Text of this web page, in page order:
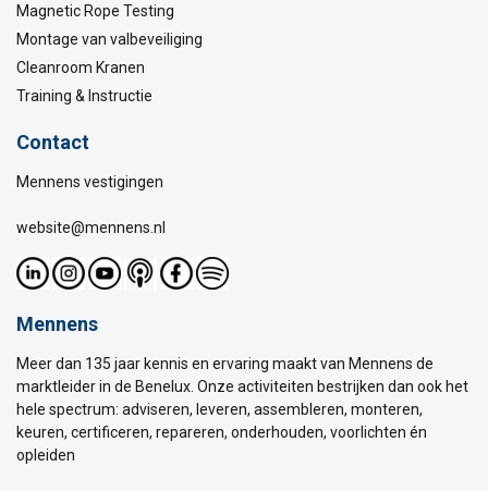
Magnetic Rope Testing
Montage van valbeveiliging
Cleanroom Kranen
Training & Instructie
Contact
Mennens vestigingen
website@mennens.nl
Mennens
Meer dan 135 jaar kennis en ervaring maakt van Mennens de
marktleider in de Benelux. Onze activiteiten bestrijken dan ook het
hele spectrum: adviseren, leveren, assembleren, monteren,
keuren, certificeren, repareren, onderhouden, voorlichten én
opleiden